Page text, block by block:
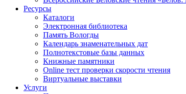
Ресурсы
Каталоги
Электронная библиотека
Память Вологды
Календарь знаменательных дат
Полнотекстовые базы данных
Книжные памятники
Online тест проверки скорости чтения
Виртуальные выставки
Услуги